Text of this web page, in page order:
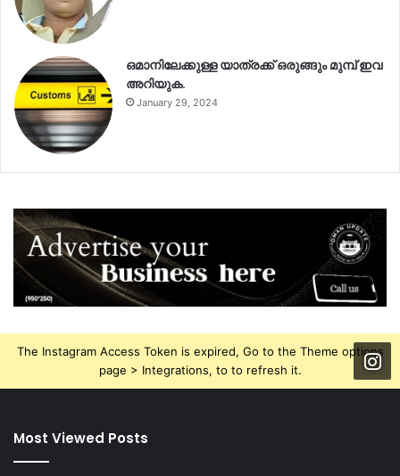
ഒമാനിലേക്കുള്ള യാത്രക്ക് ഒരുങ്ങും മുമ്പ് ഇവ
അറിയുക.
January 29, 2024
The Instagram Access Token is expired, Go to the Theme options
page > Integrations, to to refresh it.
Most Viewed Posts